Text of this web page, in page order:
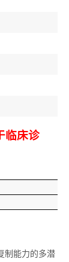
临床诊
制能力的多潜